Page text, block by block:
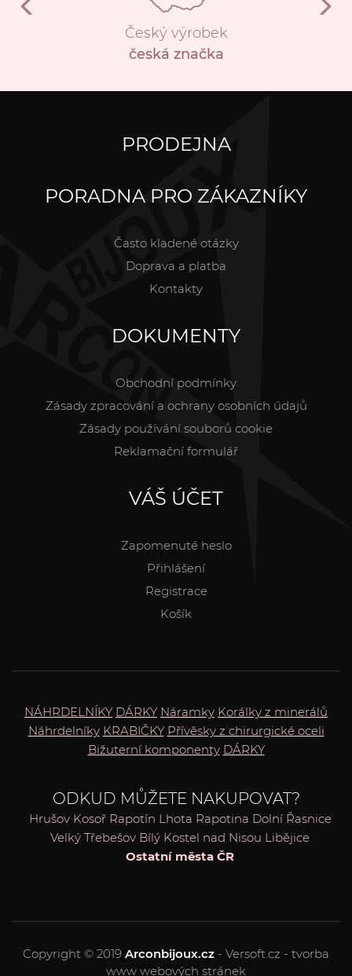
Český výrobek
česká značka
PRODEJNA
PORADNA PRO ZÁKAZNÍKY
Často kladené otázky
Doprava a platba
Kontakty
DOKUMENTY
Obchodní podmínky
Zásady zpracování a ochrany osobních údajů
Zásady používání souborů cookie
Reklamační formulář
VÁŠ ÚČET
Zapomenuté heslo
Přihlášení
Registrace
Košík
NÁHRDELNÍKY DÁRKY Náramky Korálky z minerálů
Náhrdelníky KRABIČKY Přívěsky z chirurgické oceli
Bižuterní komponenty DÁRKY
ODKUD MŮŽETE NAKUPOVAT?
Hrušov Kosoř Rapotín Lhota Rapotina Dolní Řasnice
Velký Třebešov Bílý Kostel nad Nisou Libějice
Ostatní města ČR
Copyright © 2019 Arconbijoux.cz - Versoft.cz - tvorba
www webových stránek